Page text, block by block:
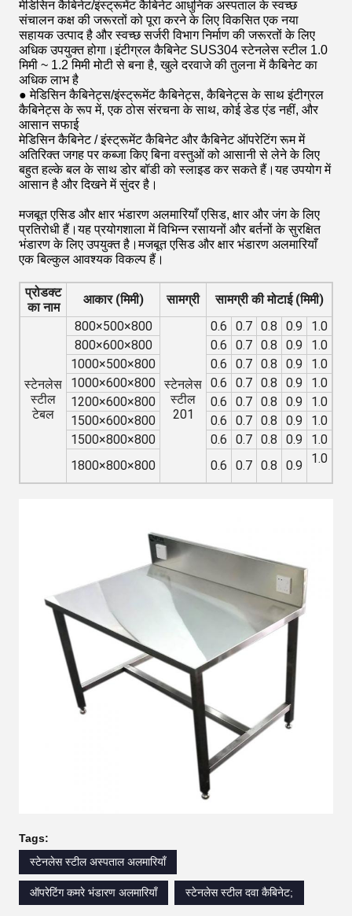
मेडिसिन कैबिनेट/इंस्ट्रूमेंट कैबिनेट आधुनिक अस्पताल के स्वच्छ
संचालन कक्ष की जरूरतों को पूरा करने के लिए विकसित एक नया
सहायक उत्पाद है और स्वच्छ सर्जरी विभाग निर्माण की जरूरतों के लिए
अधिक उपयुक्त होगा।इंटीग्रल कैबिनेट SUS304 स्टेनलेस स्टील 1.0
मिमी ~ 1.2 मिमी मोटी से बना है, खुले दरवाजे की तुलना में कैबिनेट का
अधिक लाभ है
● मेडिसिन कैबिनेट्स/इंस्ट्रूमेंट कैबिनेट्स, कैबिनेट्स के साथ इंटीग्रल
कैबिनेट्स के रूप में, एक ठोस संरचना के साथ, कोई डेड एंड नहीं, और
आसान सफाई
मेडिसिन कैबिनेट / इंस्ट्रूमेंट कैबिनेट और कैबिनेट ऑपरेटिंग रूम में
अतिरिक्त जगह पर कब्जा किए बिना वस्तुओं को आसानी से लेने के लिए
बहुत हल्के बल के साथ डोर बॉडी को स्लाइड कर सकते हैं।यह उपयोग में
आसान है और दिखने में सुंदर है।
मजबूत एसिड और क्षार भंडारण अलमारियाँ एसिड, क्षार और जंग के लिए
प्रतिरोधी हैं।यह प्रयोगशाला में विभिन्न रसायनों और बर्तनों के सुरक्षित
भंडारण के लिए उपयुक्त है।मजबूत एसिड और क्षार भंडारण अलमारियाँ
एक बिल्कुल आवश्यक विकल्प हैं।
प्रोडक्ट
का नाम
आकार (मिमी) सामग्री सामग्री की मोटाई (मिमी)
स्टेनलेस
स्टील
टेबल
800×500×800
स्टेनलेस
स्टील
201
0.6 0.7 0.8 0.9 1.0
800×600×800 0.6 0.7 0.8 0.9
1.0
1000×500×800
0.6 0.7 0.8 0.9
1.0
1000×600×800
0.6 0.7 0.8 0.9
1.0
1200×600×800
0.6 0.7 0.8 0.9
1.0
1500×600×800
0.6 0.7 0.8 0.9
1.0
1500×800×800
0.6 0.7 0.8 0.9
1.0
1800×800×800
0.6 0.7 0.8 0.9 1.0
Tags:
स्टेनलेस स्टील अस्पताल अलमारियाँ
ऑपरेटिंग कमरे भंडारण अलमारियाँ स्टेनलेस स्टील दवा कैबिनेट;